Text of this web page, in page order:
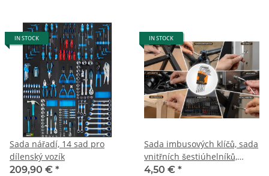
IN STOCK
Sada nářadí, 14 sad pro
dílenský vozík
209,90 € *
IN STOCK
Sada imbusových klíčů, sada
vnitřních šestiúhelníků,
imbusová klíčová sada
4,50 € *